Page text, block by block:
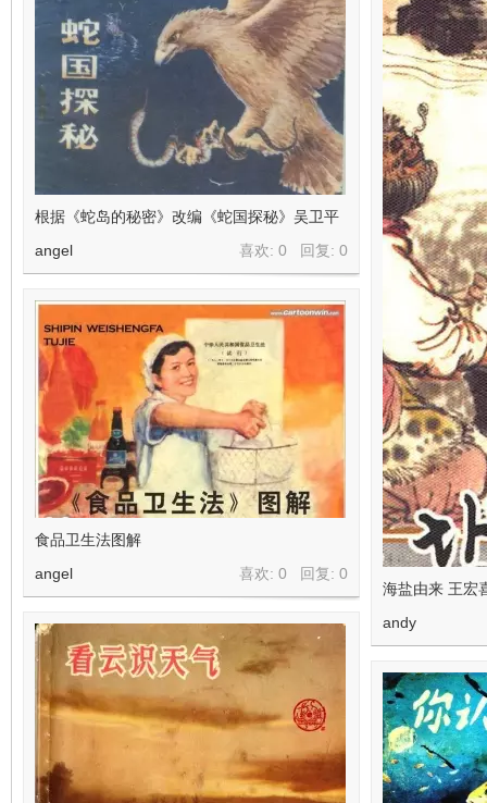
海盐由来 王宏
andy
根据《蛇岛的秘密》改编《蛇国探秘》吴卫平
喜欢: 0 回复: 0
angel
食品卫生法图解
喜欢: 0 回复: 0
angel